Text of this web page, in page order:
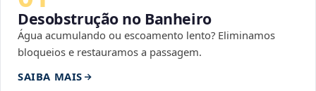
Desobstrução no Banheiro
Água acumulando ou escoamento lento? Eliminamos
bloqueios e restauramos a passagem.
SAIBA MAIS